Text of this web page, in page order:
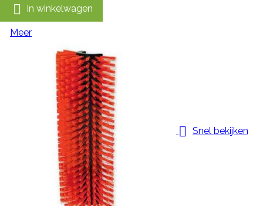
 In winkelwagen
Meer
 Snel bekijken